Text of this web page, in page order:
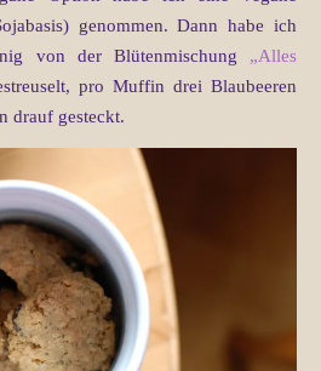
genommen. Dann habe ich
von der Blütenmischung „Alles
pro Muffin drei Blaubeeren
drauf gesteckt.